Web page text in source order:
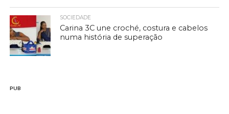
SOCIEDADE
Carina 3C une croché, costura e cabelos
numa história de superação
PUB